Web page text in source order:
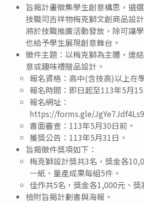
旨揭計畫徵集學生創意構思，遴
技職司吉祥物梅克獅文創商品設
將於技職推廣活動發放，除可讓
也給予學生展現創意舞台。
徵件主題：以梅克獅為主體，連
意或趣味禮贈品設計。
報名資格：高中(含技高)以上在
報名時間：即日起至113年5月
報名網址：
https://forms.gle/
書面審查：113年5月30日前。
獲獎公告：113年5月31日。
旨揭徵件獎項如下：
梅克獅設計獎共3名，獎金各
一紙、量產成果每組5件。
佳作共5名，獎金各1,000元、獎
檢附旨揭計劃書與海報。